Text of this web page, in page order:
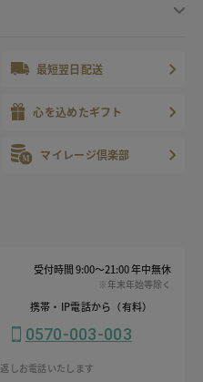
最短翌日配送
心を込めたギフト
マイレージ倶楽部
受付時間 9:00～21:00 年中無休
※年末年始等除く
携帯・IP電話から（有料）
0570-003-003
しお電話いたします